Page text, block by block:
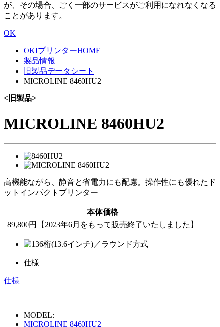
が、その場合、ごく一部のサービスがご利用になれなくなる
ことがあります。
OK
OKIプリンターHOME
製品情報
旧製品データシート
MICROLINE 8460HU2
<旧製品>
MICROLINE 8460HU2
高機能ながら、静音と省電力にも配慮。操作性にも優れたド
ットインパクトプリンター
本体価格
89,800円【2023年6月をもって販売終了いたしました】
仕様
仕様
MODEL:
MICROLINE 8460HU2